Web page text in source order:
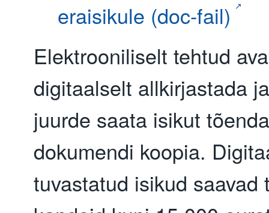
eraisikule (doc-fail)
Elektrooniliselt tehtud
digitaalselt allkirjastada
juurde saata isikut
dokumendi koopia.
tuvastatud isikud saavad